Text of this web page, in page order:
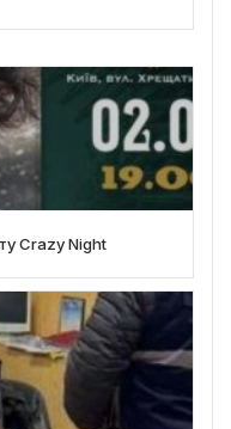
Crazy Night